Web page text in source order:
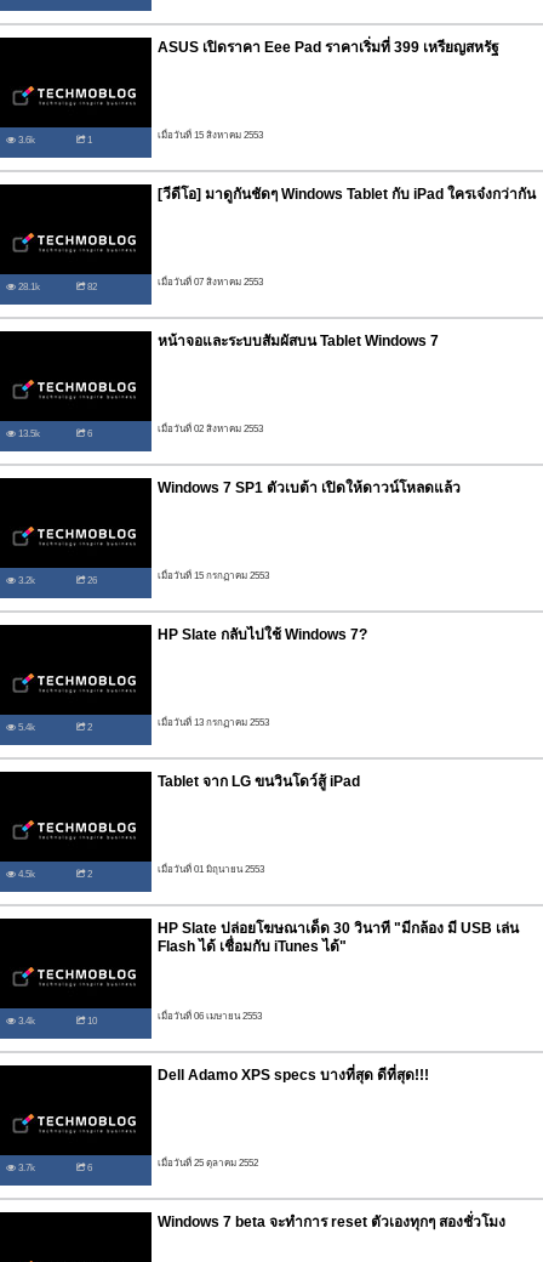
3.6k 1
ASUS เปิดราคา Eee Pad ราคาเริ่มที่ 399 เหรียญสหรัฐ
เมื่อวันที่ 15 สิงหาคม 2553
28.1k 82
[วีดีโอ] มาดูกันชัดๆ Windows Tablet กับ iPad ใครเจ๋งกว่ากัน
เมื่อวันที่ 07 สิงหาคม 2553
13.5k 6
หน้าจอและระบบสัมผัสบน Tablet Windows 7
เมื่อวันที่ 02 สิงหาคม 2553
3.2k 26
Windows 7 SP1 ตัวเบต้า เปิดให้ดาวน์โหลดแล้ว
เมื่อวันที่ 15 กรกฏาคม 2553
5.4k 2
HP Slate กลับไปใช้ Windows 7?
เมื่อวันที่ 13 กรกฏาคม 2553
4.5k 2
Tablet จาก LG ขนวินโดว์สู้ iPad
เมื่อวันที่ 01 มิถุนายน 2553
3.4k 10
HP Slate ปล่อยโฆษณาเด็ด 30 วินาที "มีกล้อง มี USB เล่น
Flash ได้ เชื่อมกับ iTunes ได้"
เมื่อวันที่ 06 เมษายน 2553
3.7k 6
Dell Adamo XPS specs บางที่สุด ดีที่สุด!!!
เมื่อวันที่ 25 ตุลาคม 2552
Windows 7 beta จะทำการ reset ตัวเองทุกๆ สองชั่วโมง